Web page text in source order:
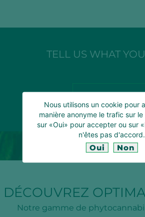
TELL US WHAT
DÉCOUVREZ
Notre gamme de
Nous utilisons un cookie pour
manière anonyme le trafic sur
sur «Oui» pour accepter ou sur
n'êtes pas d'accord.
Oui Non